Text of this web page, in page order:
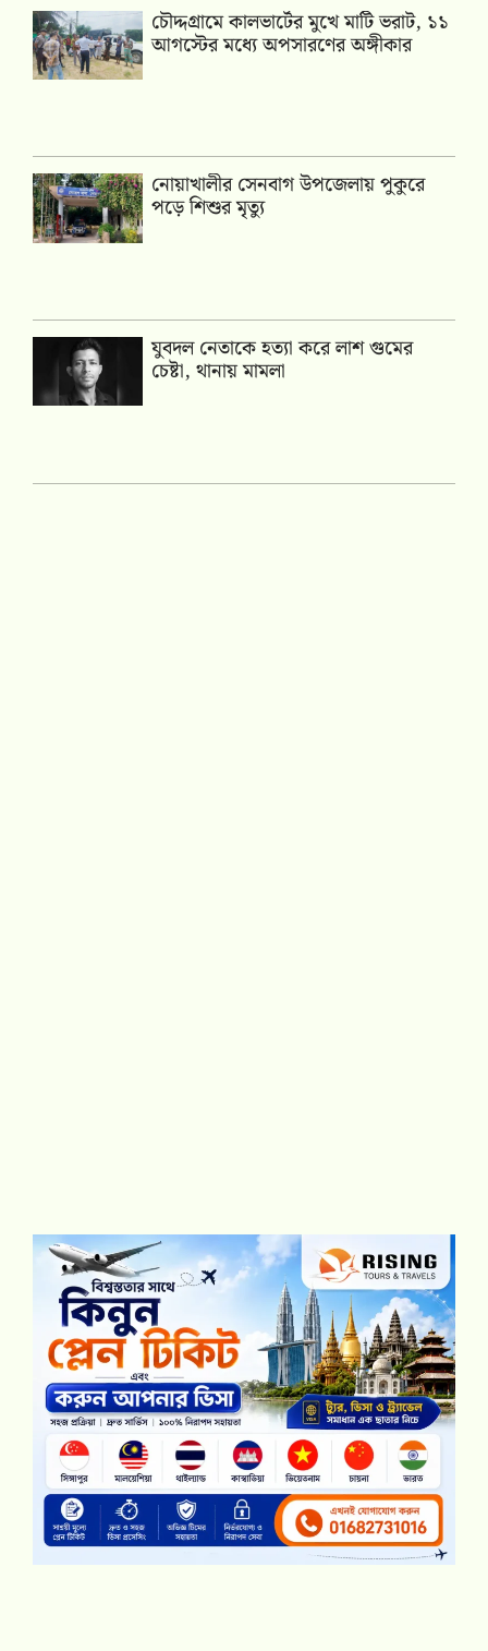
চৌদ্দগ্রামে কালভার্টের মুখে মাটি ভরাট, ১১
আগস্টের মধ্যে অপসারণের অঙ্গীকার
নোয়াখালীর সেনবাগ উপজেলায় পুকুরে
পড়ে শিশুর মৃত্যু
যুবদল নেতাকে হত্যা করে লাশ গুমের
চেষ্টা, থানায় মামলা